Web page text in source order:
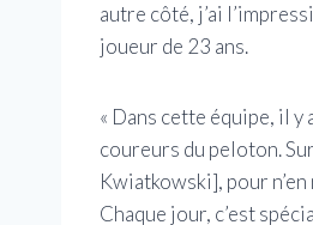
autre côté, j’ai
joueur de 23 ans.
« Dans cette équipe, il y
coureurs du peloton.
Kwiatkowski], pour
Chaque jour, c’est